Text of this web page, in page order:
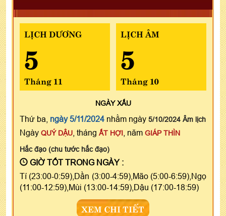
LỊCH DƯƠNG
5
Tháng 11
LỊCH ÂM
5
Tháng 10
NGÀYXẤU
Thứ ba, ngày 5/11/2024 nhằm ngày 5/10/2024 Âm lịch
Ngày QUÝ DẬU , tháng ẤT HỢI , năm GIÁP THÌN
Hắc đạo (chu tước hắc đạo)
GIỜ TỐT TRONG NGÀY :
Tí (23:00-0:59),Dần (3:00-4:59),Mão (5:00-6:59),Ngọ
(11:00-12:59),Mùi (13:00-14:59),Dậu (17:00-18:59)
XEM CHI TIẾT